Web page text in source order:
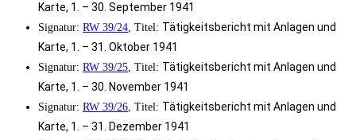
Karte, 1. – 30. September 1941
Signatur: RW 39/24, Titel: Tätigkeitsbericht mit Anlagen und
Karte, 1. – 31. Oktober 1941
Signatur: RW 39/25, Titel: Tätigkeitsbericht mit Anlagen und
Karte, 1. – 30. November 1941
Signatur: RW 39/26, Titel: Tätigkeitsbericht mit Anlagen und
Karte, 1. – 31. Dezember 1941